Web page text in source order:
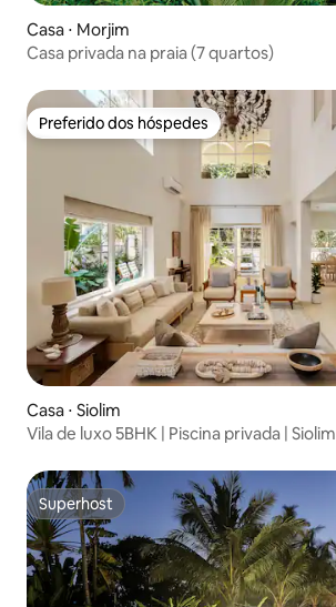
Casa ⋅ Morjim
Casa privada na praia (7 quartos)
Preferido dos hóspedes
Preferido dos hóspedes
Casa ⋅ Siolim
Vila de luxo 5BHK | Piscina privada | Siolim
Superhost
Superhost